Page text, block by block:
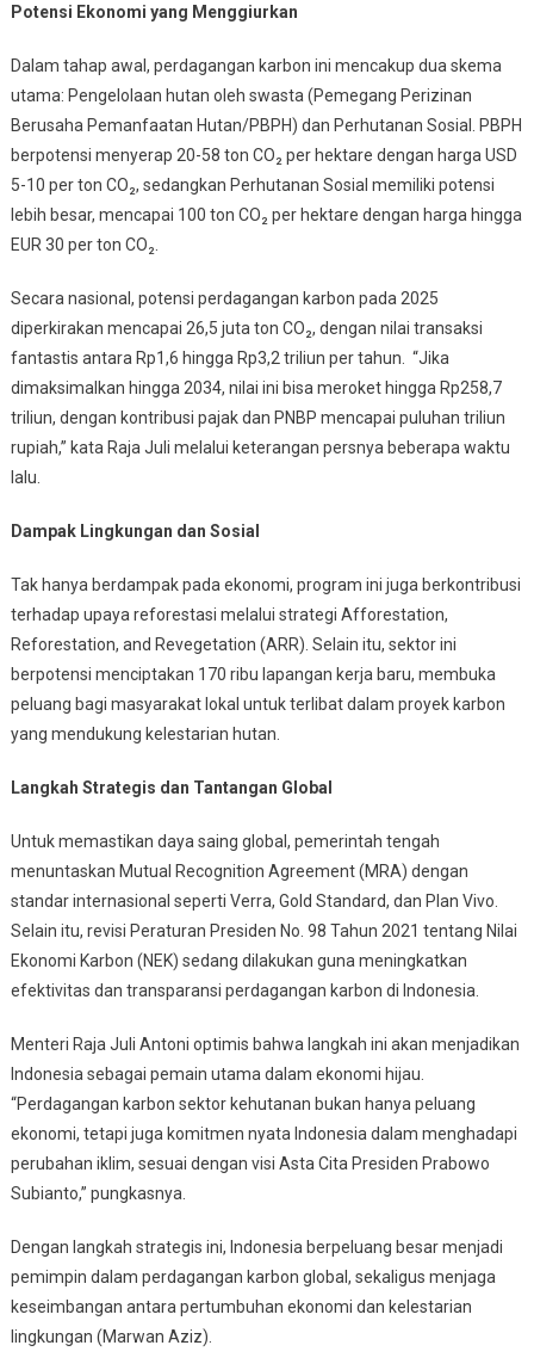
Potensi Ekonomi yang Menggiurkan
Dalam tahap awal, perdagangan karbon ini mencakup dua skema
utama: Pengelolaan hutan oleh swasta (Pemegang Perizinan
Berusaha Pemanfaatan Hutan/PBPH) dan Perhutanan Sosial. PBPH
berpotensi menyerap 20-58 ton CO₂ per hektare dengan harga USD
5-10 per ton CO₂, sedangkan Perhutanan Sosial memiliki potensi
lebih besar, mencapai 100 ton CO₂ per hektare dengan harga hingga
EUR 30 per ton CO₂.
Secara nasional, potensi perdagangan karbon pada 2025
diperkirakan mencapai 26,5 juta ton CO₂, dengan nilai transaksi
fantastis antara Rp1,6 hingga Rp3,2 triliun per tahun. “Jika
dimaksimalkan hingga 2034, nilai ini bisa meroket hingga Rp258,7
triliun, dengan kontribusi pajak dan PNBP mencapai puluhan triliun
rupiah,” kata Raja Juli melalui keterangan persnya beberapa waktu
lalu.
Dampak Lingkungan dan Sosial
Tak hanya berdampak pada ekonomi, program ini juga berkontribusi
terhadap upaya reforestasi melalui strategi Afforestation,
Reforestation, and Revegetation (ARR). Selain itu, sektor ini
berpotensi menciptakan 170 ribu lapangan kerja baru, membuka
peluang bagi masyarakat lokal untuk terlibat dalam proyek karbon
yang mendukung kelestarian hutan.
Langkah Strategis dan Tantangan Global
Untuk memastikan daya saing global, pemerintah tengah
menuntaskan Mutual Recognition Agreement (MRA) dengan
standar internasional seperti Verra, Gold Standard, dan Plan Vivo.
Selain itu, revisi Peraturan Presiden No. 98 Tahun 2021 tentang Nilai
Ekonomi Karbon (NEK) sedang dilakukan guna meningkatkan
efektivitas dan transparansi perdagangan karbon di Indonesia.
Menteri Raja Juli Antoni optimis bahwa langkah ini akan menjadikan
Indonesia sebagai pemain utama dalam ekonomi hijau.
“Perdagangan karbon sektor kehutanan bukan hanya peluang
ekonomi, tetapi juga komitmen nyata Indonesia dalam menghadapi
perubahan iklim, sesuai dengan visi Asta Cita Presiden Prabowo
Subianto,” pungkasnya.
Dengan langkah strategis ini, Indonesia berpeluang besar menjadi
pemimpin dalam perdagangan karbon global, sekaligus menjaga
keseimbangan antara pertumbuhan ekonomi dan kelestarian
lingkungan (Marwan Aziz).